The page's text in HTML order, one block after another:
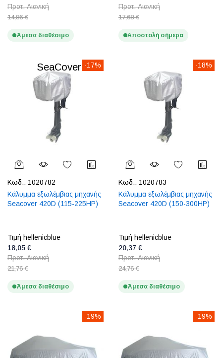
Προτ. Λιανική
14,86 €
Άμεσα διαθέσιμο
Προτ. Λιανική
17,68 €
Αποστολή σήμερα
-17%
Κωδ.: 1020782
Κάλυμμα εξωλέμβιας μηχανής
Seacover 420D (115-225HP)
Τιμή hellenicblue
18,05 €
Προτ. Λιανική
21,76 €
Άμεσα διαθέσιμο
-18%
Κωδ.: 1020783
Κάλυμμα εξωλέμβιας μηχανής
Seacover 420D (150-300HP)
Τιμή hellenicblue
20,37 €
Προτ. Λιανική
24,76 €
Άμεσα διαθέσιμο
-19% -19%
SeaCover